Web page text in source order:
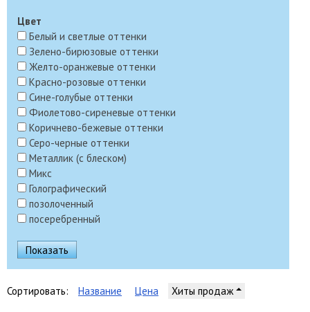
Цвет
Белый и светлые оттенки
Зелено-бирюзовые оттенки
Желто-оранжевые оттенки
Красно-розовые оттенки
Сине-голубые оттенки
Фиолетово-сиреневые оттенки
Коричнево-бежевые оттенки
Серо-черные оттенки
Металлик (с блеском)
Микс
Голографический
позолоченный
посеребренный
Сортировать: Название Цена Хиты продаж